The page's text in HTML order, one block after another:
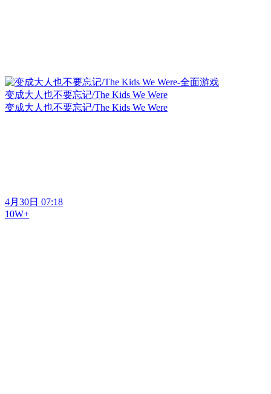
变成大人也不要忘记/The Kids We Were
变成大人也不要忘记/The Kids We Were
4月30日 07:18
10W+